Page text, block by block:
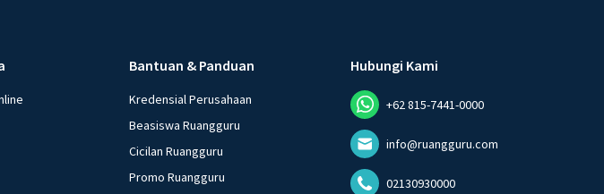
Bantuan & Panduan
Kredensial Perusahaan
Beasiswa Ruangguru
Cicilan Ruangguru
Promo Ruangguru
Hubungi Kami
+62 815-7441-0000
info@ruangguru.com
02130930000